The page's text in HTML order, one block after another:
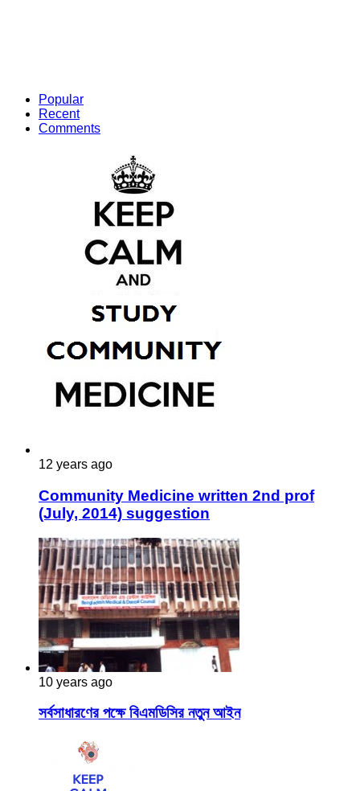
Popular
Recent
Comments
12 years ago
Community Medicine written 2nd prof
(July, 2014) suggestion
10 years ago
সর্বসাধারণের পক্ষে বিএমডিসির নতুন আইন